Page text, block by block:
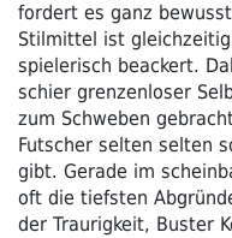
fordert es ganz
Stilmittel ist
spielerisch beackert.
schier grenzenloser
zum Schweben
Futscher selten selten
gibt. Gerade im
oft die tiefsten
der Traurigkeit, Buster